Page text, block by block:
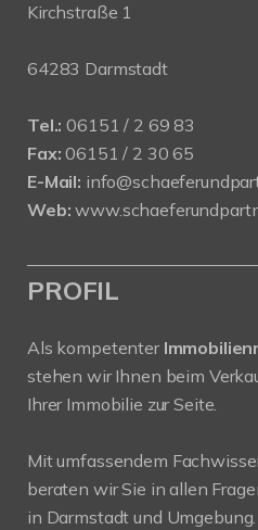
Kirchstraße 1
64283 Darmstadt
Tel.: 06151 / 2 69 83
Fax: 06151 / 2 30 65
E-Mail:
Web:
PROFIL
Als kompetenter
stehen wir Ihnen beim
Ihrer Immobilie zur Seite.
Mit umfassendem
beraten wir Sie in allen
in Darmstadt und